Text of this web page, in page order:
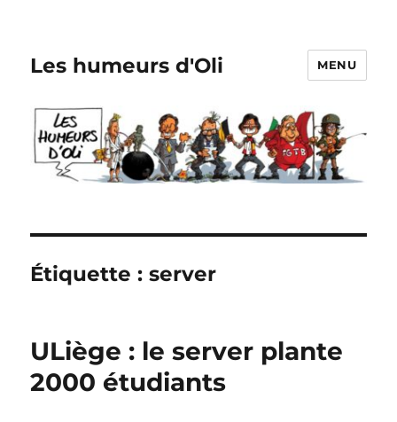
Les humeurs d'Oli MENU
Étiquette :server
ULiège : le server plante
2000 étudiants